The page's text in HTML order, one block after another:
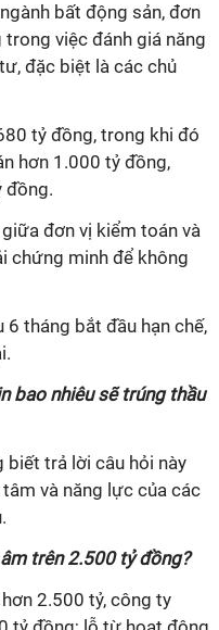
bất động sản, đơn
việc đánh giá năng
đặc biệt là các chủ
tỷ đồng, trong khi đó
hơn 1.000 tỷ đồng,
đồng.
đơn vị kiểm toán và
chứng minh để không
6 tháng bắt đầu hạn chế,
bao nhiêu sẽ trúng thầu
biết trả lời câu hỏi này
và năng lực của các
trên 2.500 tỷ đồng?
2.500 tỷ, công ty